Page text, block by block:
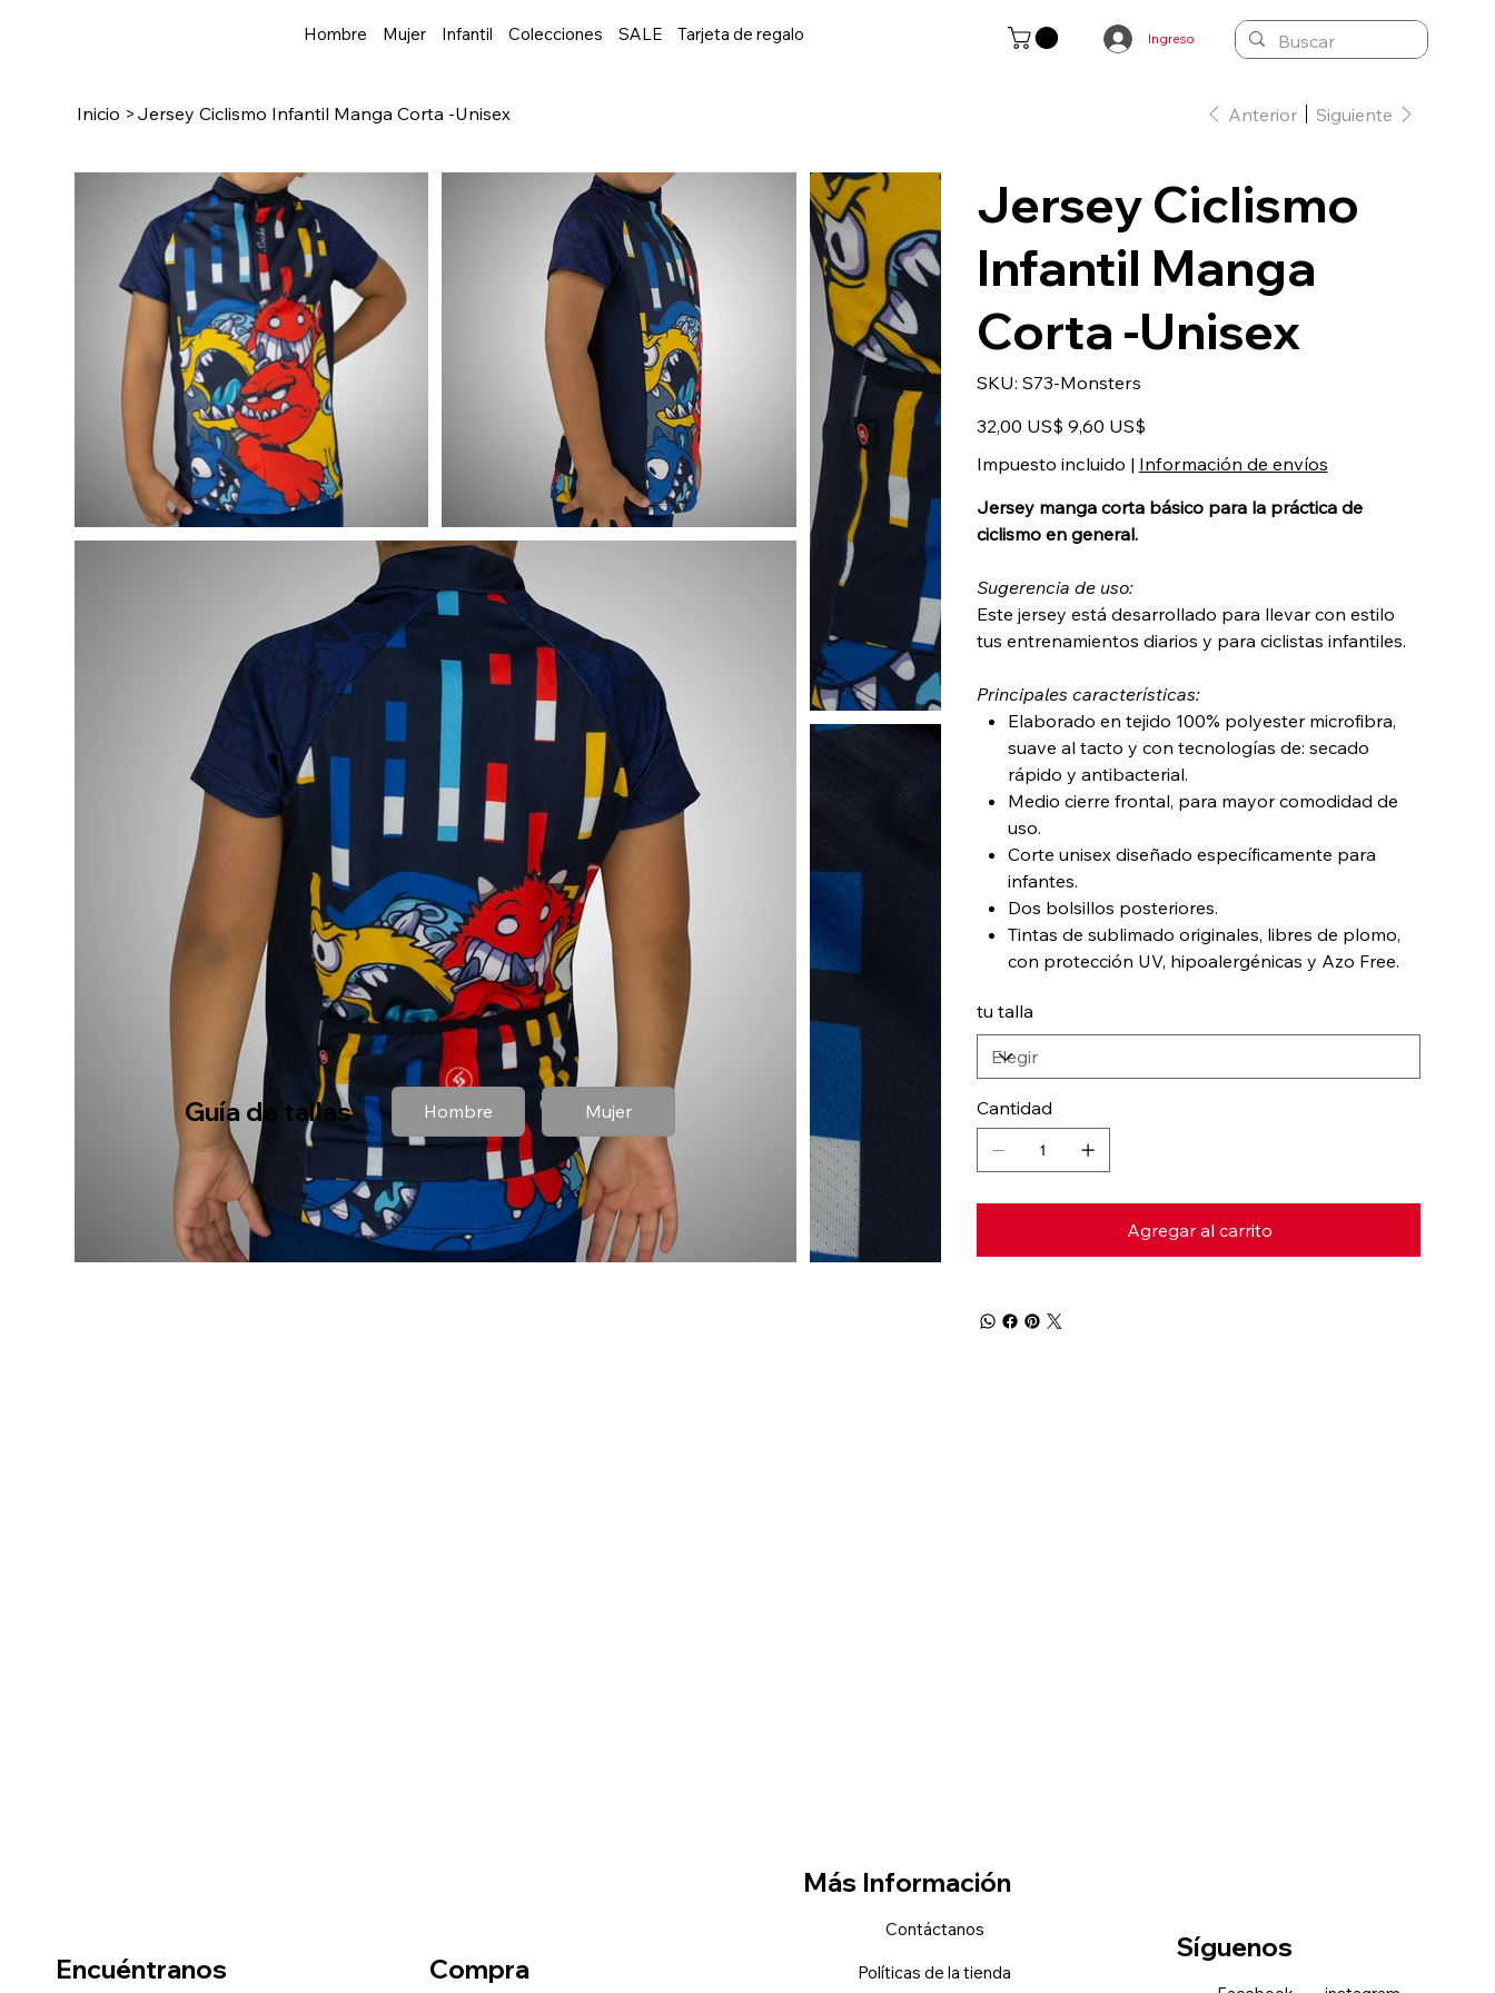
Hombre Mujer Infantil Colecciones SALE Tarjeta de regalo Ingreso
Inicio > Jersey Ciclismo Infantil Manga Corta -Unisex Anterior Siguiente
Jersey Ciclismo
Infantil Manga
Corta -Unisex
SKU: SKU
S73-
S73-Monsters
original
32,00 US$ de
9,60 US$
Impuesto incluido | Información de envíos
Jersey manga corta básico para la práctica de
ciclismo en general.
Sugerencia de uso:
Este jersey está desarrollado para llevar con estilo
tus entrenamientos diarios y para ciclistas infantiles.
Principales características:
Elaborado en tejido 100% polyester microfibra,
suave al tacto y con tecnologías de: secado
rápido y antibacterial.
Medio cierre frontal, para mayor comodidad de
uso.
Corte unisex diseñado específicamente para
infantes.
Dos bolsillos posteriores.
Tintas de sublimado originales, libres de plomo,
con protección UV, hipoalergénicas y Azo Free.
tu talla
Cantidad
Agregar al carrito
Hombre Mujer
Guía de tallas
Encuéntranos Compra
Más Información
Contáctanos
Políticas de la tienda
Síguenos